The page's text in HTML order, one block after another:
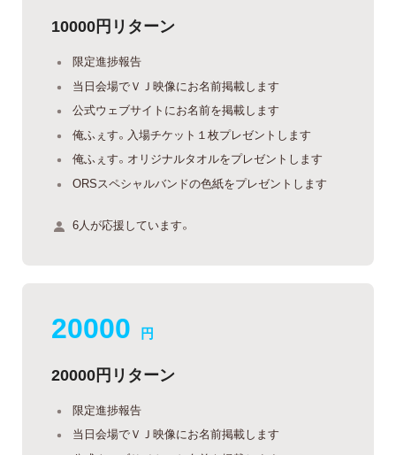
10000円リターン
限定進捗報告
当日会場でＶＪ映像にお名前掲載します
公式ウェブサイトにお名前を掲載します
俺ふぇす。入場チケット１枚プレゼントします
俺ふぇす。オリジナルタオルをプレゼントします
ORSスペシャルバンドの色紙をプレゼントします
6人が応援しています。
20000 円
20000円リターン
限定進捗報告
当日会場でＶＪ映像にお名前掲載します